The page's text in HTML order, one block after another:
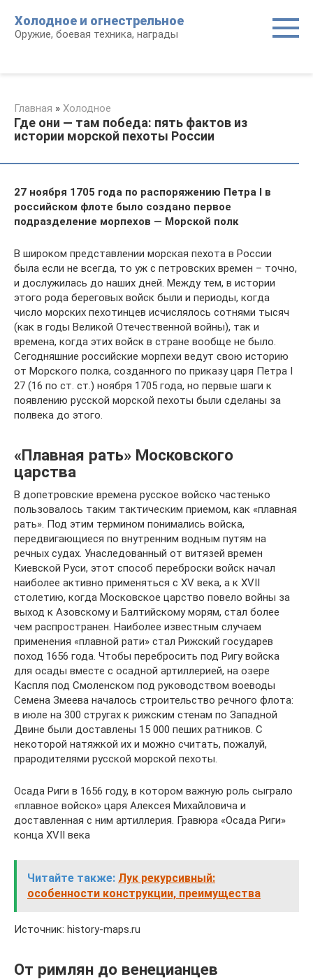
контенту
Холодное и огнестрельное
Оружие, боевая техника, награды
Главная » Холодное
Где они — там победа: пять фактов из
истории морской пехоты России
27 ноября 1705 года по распоряжению Петра I в
российском флоте было создано первое
подразделение морпехов — Морской полк
В широком представлении морская пехота в России
была если не всегда, то уж с петровских времен – точно,
и дослужилась до наших дней. Между тем, в истории
этого рода береговых войск были и периоды, когда
число морских пехотинцев исчислялось сотнями тысяч
(как в годы Великой Отечественной войны), так и
времена, когда этих войск в стране вообще не было.
Сегодняшние российские морпехи ведут свою историю
от Морского полка, созданного по приказу царя Петра I
27 (16 по ст. ст.) ноября 1705 года, но первые шаги к
появлению русской морской пехоты были сделаны за
полвека до этого.
«Плавная рать» Московского
царства
В допетровские времена русское войско частенько
пользовалось таким тактическим приемом, как «плавная
рать». Под этим термином понимались войска,
передвигающиеся по внутренним водным путям на
речных судах. Унаследованный от витязей времен
Киевской Руси, этот способ переброски войск начал
наиболее активно применяться с XV века, а к XVII
столетию, когда Московское царство повело войны за
выход к Азовскому и Балтийскому морям, стал более
чем распространен. Наиболее известным случаем
применения «плавной рати» стал Рижский государев
поход 1656 года. Чтобы перебросить под Ригу войска
для осады вместе с осадной артиллерией, на озере
Каспля под Смоленском под руководством воеводы
Семена Змеева началось строительство речного флота:
в июле на 300 стругах к рижским стенам по Западной
Двине были доставлены 15 000 пеших ратников. С
некоторой натяжкой их и можно считать, пожалуй,
прародителями русской морской пехоты.
Осада Риги в 1656 году, в котором важную роль сыграло
«плавное войско» царя Алексея Михайловича и
доставленная с ним артиллерия. Гравюра «Осада Риги»
конца XVII века
Читайте также: Лук рекурсивный:
особенности конструкции, преимущества
Источник: history-maps.ru
От римлян до венецианцев